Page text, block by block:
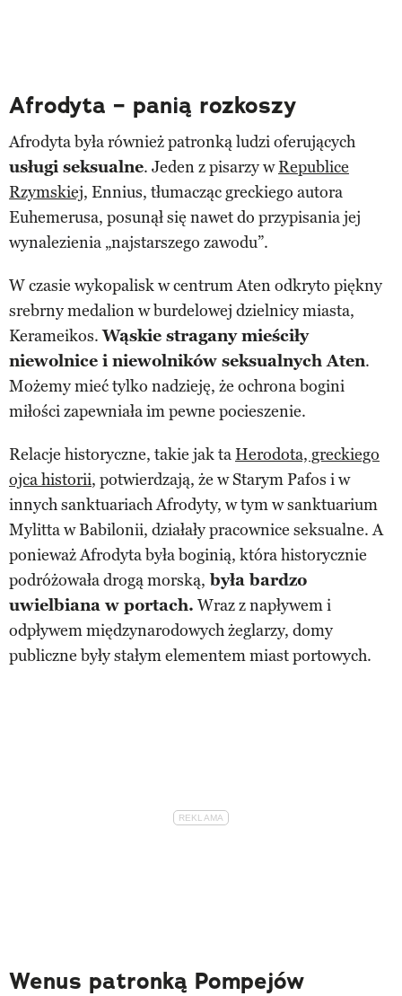
Afrodyta – panią rozkoszy
Afrodyta była również patronką ludzi oferujących
usługi seksualne. Jeden z pisarzy wRepublice
Rzymskiej, Ennius, tłumacząc greckiego autora
Euhemerusa, posunął się nawet do przypisania jej
wynalezienia „najstarszego zawodu”.
W czasie wykopalisk w centrum Aten odkryto piękny
srebrny medalion w burdelowej dzielnicy miasta,
Kerameikos.Wąskie stragany mieściły
niewolnice i niewolników seksualnych Aten.
Możemy mieć tylko nadzieję, że ochrona bogini
miłości zapewniała im pewne pocieszenie.
Relacje historyczne, takie jak ta Herodota, greckiego
ojca historii, potwierdzają, że w Starym Pafos i w
innych sanktuariach Afrodyty, w tym w sanktuarium
Mylitta w Babilonii, działały pracownice seksualne. A
ponieważ Afrodyta była boginią, która historycznie
podróżowała drogą morską, była bardzo
uwielbiana w portach. Wraz z napływem i
odpływem międzynarodowych żeglarzy, domy
publiczne były stałym elementem miast portowych.
Wenus patronką Pompejów